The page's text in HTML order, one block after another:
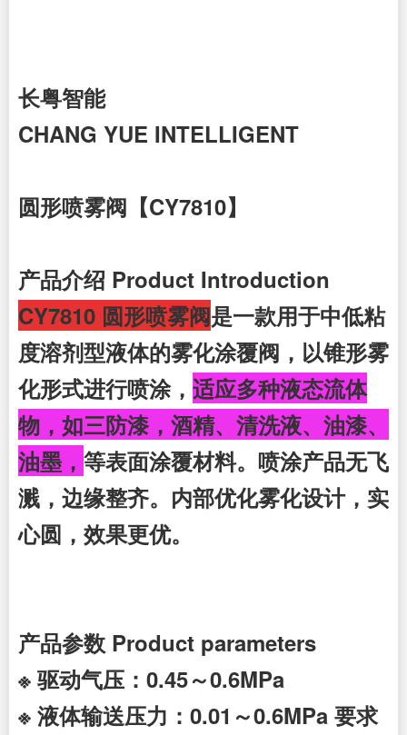
长粤智能
CHANG YUE INTELLIGENT
圆形喷雾阀【CY7810】
产品介绍 Product Introduction
CY7810 圆形喷雾阀是一款用于中低粘
度溶剂型液体的雾化涂覆阀，以锥形雾
化形式进行喷涂， 适应多种液态流体
物，如三防漆，酒精、清洗液、油漆、
油墨， 等表面涂覆材料。喷涂产品无飞
溅，边缘整齐。内部优化雾化设计，实
心圆，效果更优。
产品参数 Product parameters
※ 驱动气压：0.45～0.6MPa
※ 液体输送压力：0.01～0.6MPa 要求